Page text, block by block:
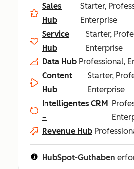
Sales
Hub
Starter,
Enterprise
Service
Hub
Starter,
Enterprise
Data Hub Professional,
Content
Hub
Starter,
Enterprise
Intelligentes CRM
–
Revenue Hub
HubSpot-Guthaben